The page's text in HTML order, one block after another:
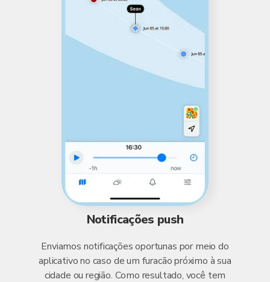
Notificações push
Enviamos notificações oportunas por meio do
aplicativo no caso de um furacão próximo à sua
cidade ou região. Como resultado, você tem